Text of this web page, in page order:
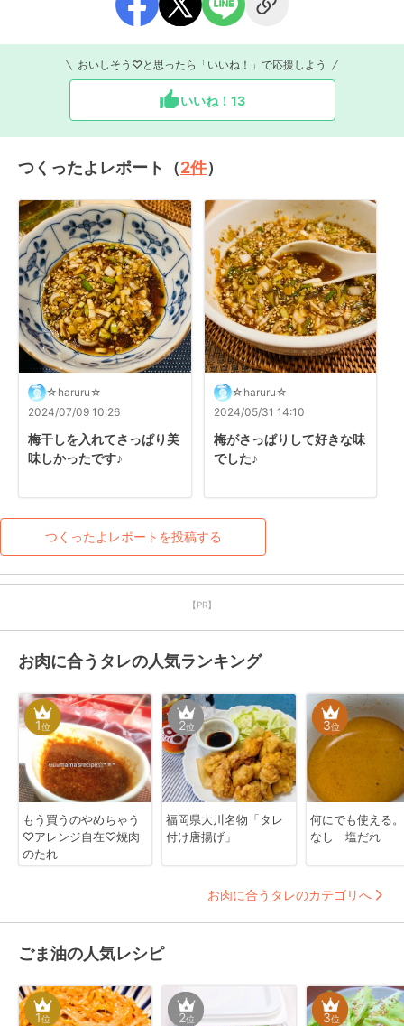
おいしそう♡と思ったら「いいね！」で応援しよう
いいね！ 13
つくったよレポート（2件）
☆haruru☆
2024/07/09 10:26
梅干しを入れてさっぱり美
味しかったです♪
☆haruru☆
2024/05/31 14:10
梅がさっぱりして好きな味
でした♪
つくったよレポートを投稿する
【PR】
お肉に合うタレの人気ランキング
1位
もう買うのやめちゃう
♡アレンジ自在♡焼肉
のたれ
2位
福岡県大川名物「タレ
付け唐揚げ」
3位
何にでも使える
なし 塩だれ
お肉に合うタレのカテゴリへ
ごま油の人気レシピ
1位 2位 3位